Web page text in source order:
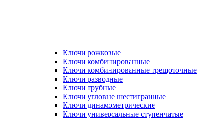
Ключи рожковые
Ключи комбинированные
Ключи комбинированные трещоточные
Ключи разводные
Ключи трубные
Ключи угловые шестигранные
Ключи динамометрические
Ключи универсальные ступенчатые